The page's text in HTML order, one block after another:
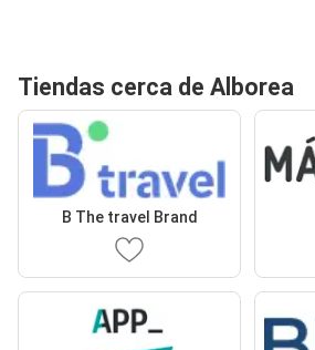
Tiendas cerca de Alborea
B The travel Brand